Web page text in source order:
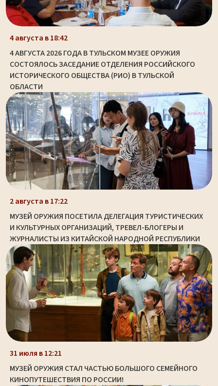
4 августа в 18:42
4 АВГУСТА 2026 ГОДА В ТУЛЬСКОМ МУЗЕЕ ОРУЖИЯ
СОСТОЯЛОСЬ ЗАСЕДАНИЕ ОТДЕЛЕНИЯ РОССИЙСКОГО
ИСТОРИЧЕСКОГО ОБЩЕСТВА (РИО) В ТУЛЬСКОЙ
ОБЛАСТИ
2 августа в 17:22
МУЗЕЙ ОРУЖИЯ ПОСЕТИЛА ДЕЛЕГАЦИЯ ТУРИСТИЧЕСКИХ
И КУЛЬТУРНЫХ ОРГАНИЗАЦИЙ, ТРЕВЕЛ-БЛОГЕРЫ И
ЖУРНАЛИСТЫ ИЗ КИТАЙСКОЙ НАРОДНОЙ РЕСПУБЛИКИ
31 июля в 12:21
МУЗЕЙ ОРУЖИЯ СТАЛ ЧАСТЬЮ БОЛЬШОГО СЕМЕЙНОГО
КИНОПУТЕШЕСТВИЯ ПО РОССИИ!